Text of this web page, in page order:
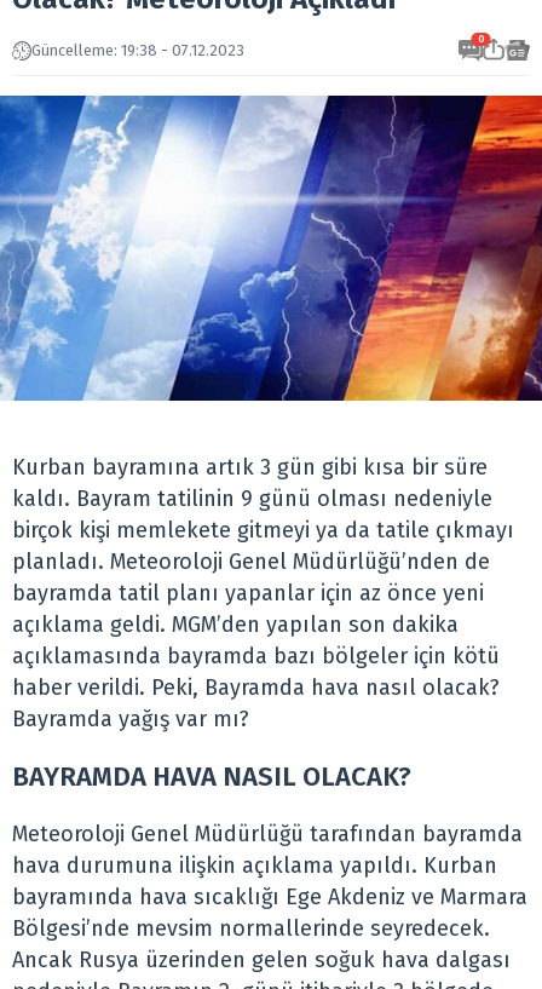
Güncelleme: 19:38 - 07.12.2023
0
Kurban bayramına artık 3 gün gibi kısa bir süre
kaldı. Bayram tatilinin 9 günü olması nedeniyle
birçok kişi memlekete gitmeyi ya da tatile çıkmayı
planladı. Meteoroloji Genel Müdürlüğü’nden de
bayramda tatil planı yapanlar için az önce yeni
açıklama geldi. MGM’den yapılan son dakika
açıklamasında bayramda bazı bölgeler için kötü
haber verildi. Peki, Bayramda hava nasıl olacak?
Bayramda yağış var mı?
BAYRAMDA HAVA NASIL OLACAK?
Meteoroloji Genel Müdürlüğü tarafından bayramda
hava durumuna ilişkin açıklama yapıldı. Kurban
bayramında hava sıcaklığı Ege Akdeniz ve Marmara
Bölgesi’nde mevsim normallerinde seyredecek.
Ancak Rusya üzerinden gelen soğuk hava dalgası